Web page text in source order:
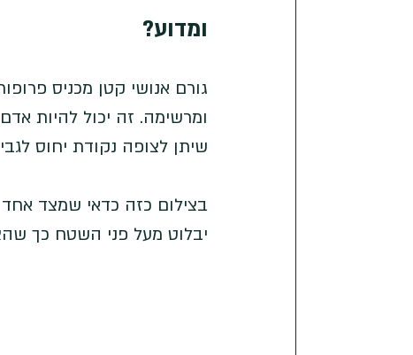
ומדוע?
גורם אנושי קטן מכניס
ומרשימה. זה יכול להיות
שיתן לצופה נקודת יחוס
בצילום כזה כדאי שמצד
יבלוט מעל פני השטח כך